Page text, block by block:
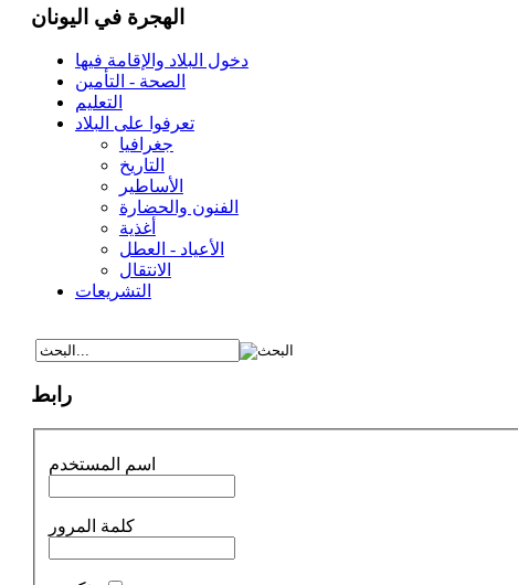
الهجرة في اليونان
دخول البلاد والإقامة فيها
الصحة - التأمين
التعليم
تعرفوا على البلاد
جغرافيا
التاريخ
الأساطير
الفنون والحضارة
أغذية
الأعياد - العطل
الانتقال
التشريعات
رابط
اسم المستخدم
كلمة المرور